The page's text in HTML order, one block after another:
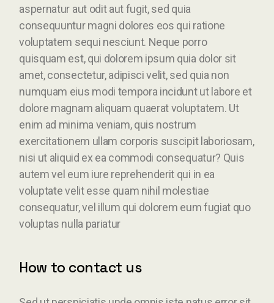
aspernatur aut odit aut fugit, sed quia
consequuntur magni dolores eos qui ratione
voluptatem sequi nesciunt. Neque porro
quisquam est, qui dolorem ipsum quia dolor sit
amet, consectetur, adipisci velit, sed quia non
numquam eius modi tempora incidunt ut labore et
dolore magnam aliquam quaerat voluptatem. Ut
enim ad minima veniam, quis nostrum
exercitationem ullam corporis suscipit laboriosam,
nisi ut aliquid ex ea commodi consequatur? Quis
autem vel eum iure reprehenderit qui in ea
voluptate velit esse quam nihil molestiae
consequatur, vel illum qui dolorem eum fugiat quo
voluptas nulla pariatur
How to contact us